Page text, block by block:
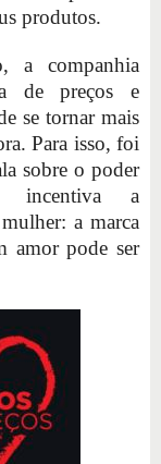
produtos.
a companhia
de preços e
se tornar mais
Para isso, foi
sobre o poder
incentiva a
a marca
amor pode ser